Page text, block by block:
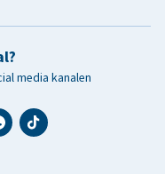
media kanalen